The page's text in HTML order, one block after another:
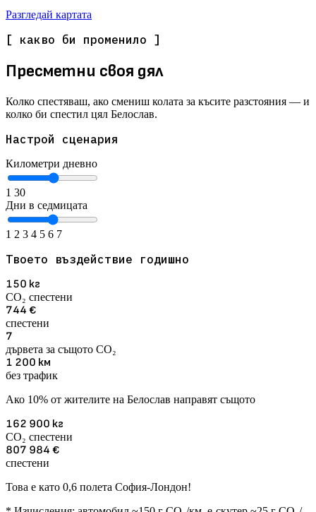
Разгледай картата
[ какво би променило ]
Пресметни своя дял
Колко спестяваш, ако смениш колата за късите разстояния — и
колко би спестил цял Белослав.
Настрой сценария
Километри дневно
1 30
Дни в седмицата
1 2 3 4 5 6 7
Твоето въздействие годишно
150 кг
CO₂ спестени
744 €
спестени
7
дървета за същото CO₂
1 200 км
без трафик
Ако 10% от жителите на Белослав направят същото
162 900 кг
CO₂ спестени
807 984 €
спестени
Това е като 0,6 полета София-Лондон!